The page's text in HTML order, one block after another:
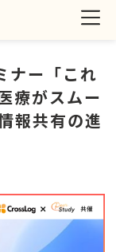
ー「これ
療がスムー
報共有の進